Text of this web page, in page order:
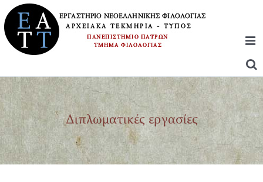
Μετάβαση
στο
περιεχόμενο
Διπλωματικές εργασίες